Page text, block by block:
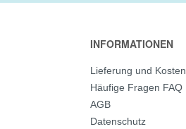
INFORMATIONEN
Lieferung und Kosten
Häufige Fragen FAQ
AGB
Datenschutz